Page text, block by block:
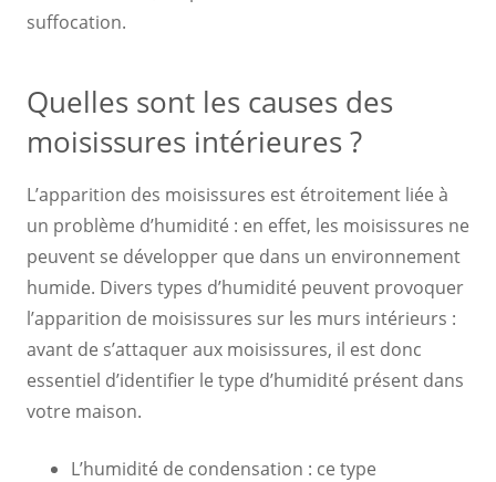
suffocation.
Quelles sont les causes des
moisissures intérieures ?
L’apparition des moisissures est étroitement liée à
un problème d’humidité : en effet, les moisissures ne
peuvent se développer que dans un environnement
humide. Divers types d’humidité peuvent provoquer
l’apparition de moisissures sur les murs intérieurs :
avant de s’attaquer aux moisissures, il est donc
essentiel d’identifier le type d’humidité présent dans
votre maison.
L’humidité de condensation : ce type